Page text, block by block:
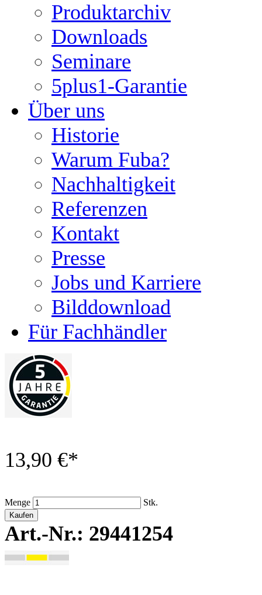
Produktarchiv
Downloads
Seminare
5plus1-Garantie
Über uns
Historie
Warum Fuba?
Nachhaltigkeit
Referenzen
Kontakt
Presse
Jobs und Karriere
Bilddownload
Für Fachhändler
13,90 €*
Menge Stk.
Kaufen
Art.-Nr.: 29441254